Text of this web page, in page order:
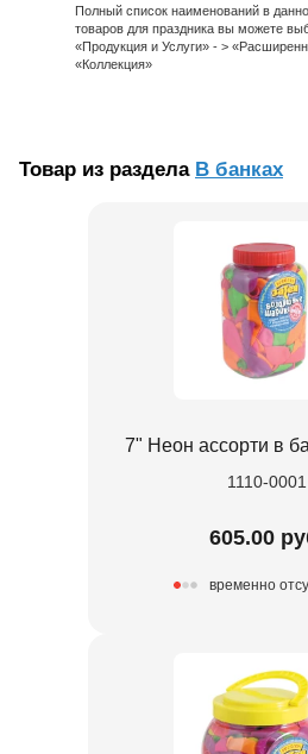
Полный список наименований в
товаров для праздника вы можете
«Продукция и Услуги» - >
«Коллекция»
Товар из раздела В банках
7" Неон ассорти в
1110-0001
605.00
временно